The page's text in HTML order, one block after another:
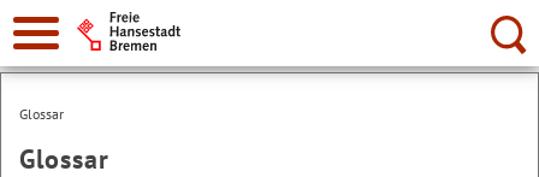
Suche:
Glossar
Glossar